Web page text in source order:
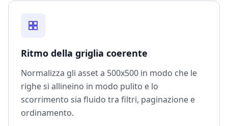
Ritmo della griglia coerente
Normalizza gli asset a 500x500 in modo che le
righe si allineino in modo pulito e lo
scorrimento sia fluido tra filtri, paginazione e
ordinamento.